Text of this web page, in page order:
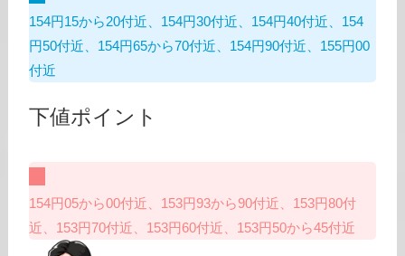
154円15から20付近、154円30付近、154円40付近、154
円50付近、154円65から70付近、154円90付近、155円00
付近
下値ポイント
154円05から00付近、153円93から90付近、153円80付
近、153円70付近、153円60付近、153円50から45付近